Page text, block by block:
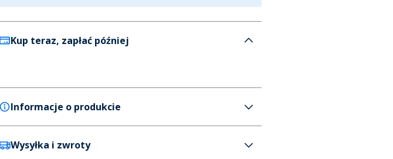
Kup teraz, zapłać później
Informacje o produkcie
HUGO
Wysyłka i zwroty